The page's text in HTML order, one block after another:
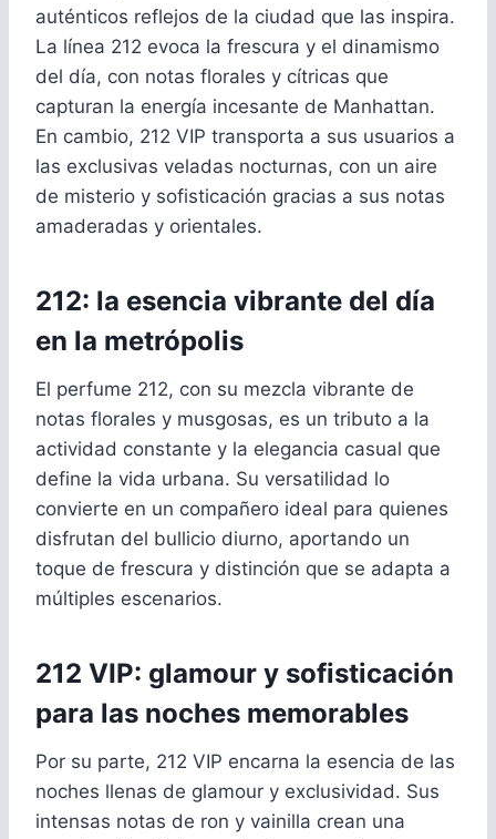
auténticos reflejos de la ciudad que las inspira.
La línea 212 evoca la frescura y el dinamismo
del día, con notas florales y cítricas que
capturan la energía incesante de Manhattan.
En cambio, 212 VIP transporta a sus usuarios a
las exclusivas veladas nocturnas, con un aire
de misterio y sofisticación gracias a sus notas
amaderadas y orientales.
212: la esencia vibrante del día
en la metrópolis
El perfume 212, con su mezcla vibrante de
notas florales y musgosas, es un tributo a la
actividad constante y la elegancia casual que
define la vida urbana. Su versatilidad lo
convierte en un compañero ideal para quienes
disfrutan del bullicio diurno, aportando un
toque de frescura y distinción que se adapta a
múltiples escenarios.
212 VIP: glamour y sofisticación
para las noches memorables
Por su parte, 212 VIP encarna la esencia de las
noches llenas de glamour y exclusividad. Sus
intensas notas de ron y vainilla crean una